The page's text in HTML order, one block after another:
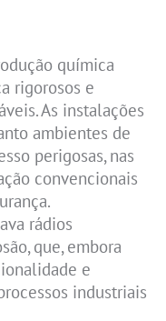
química
rigorosos e
As instalações
ambientes de
perigosas, nas
convencionais
rádios
que, embora
e
industriais